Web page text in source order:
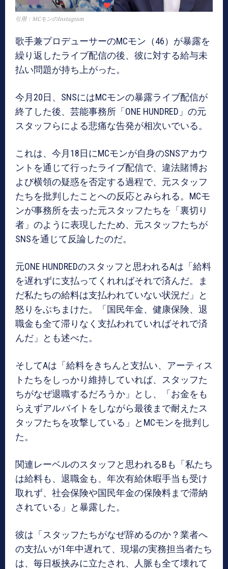
引用：MCモンのInstagram
歌手兼プロデューサーのMCモン（46）が暴露を
繰り返したライブ配信の後、彼に対する給与未
払い問題が持ち上がった。
今月20日、SNSにはMCモンの暴露ライブ配信が
終了した後、芸能事務所「ONE HUNDRED」の元
スタッフらによる悲痛な告発が相次いでいる。
これは、今月18日にMCモンが自身のSNSアカウ
ントを通じて行ったライブ配信で、違法賭博お
よび横領の疑惑を否定する過程で、元スタッフ
たちを批判したことへの反応とみられる。MCモ
ンが事務所を去った元スタッフたちを「裏切り
者」のように表現したため、元スタッフたちが
SNSを通じて反論したのだ。
元ONE HUNDREDのスタッフと思われるAは「給料
を遅れずに支払ってくれればそれで済んだ。ま
だ私たちの給料は支払われていない状況だ」と
怒りをぶちまけた。「国民年金、健康保険、退
職金も全て滞りなく支払われていればそれで済
んだ」とも述べた。
そしてAは「給料をきちんと支払い、アーティス
トたちをしっかり維持していれば、スタッフた
ちがなぜ退職するだろうか」とし、「お金をも
らえずアルバイトをしながら最後まで耐えたス
タッフたちを攻撃している」とMCモンを批判し
た。
関連レーベルのスタッフと思われるBも「私たち
は給料も、退職金も、年次有給休暇手当も受け
取れず、社会保険や国民年金の保険料まで滞納
されている」と暴露した。
彼は「スタッフたちがなぜ辞めるのか？業者へ
の支払いが1年中遅れて、現場の実務担当者たち
は、毎日板挟みに立たされ、人脈も全て壊れて